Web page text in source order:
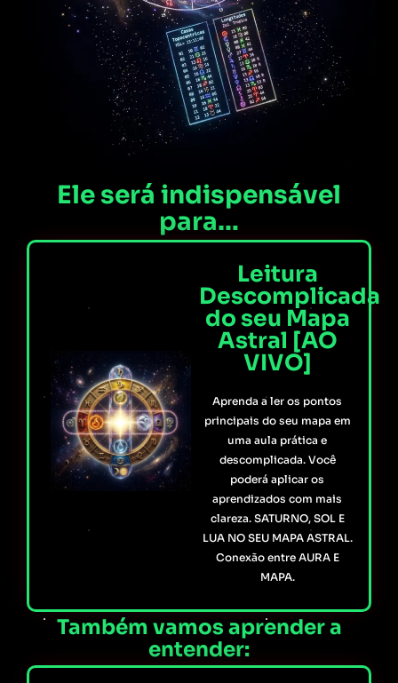
Ele será indispensável
para…
Leitura
Descomplicada
do seu Mapa
Astral [AO
VIVO]
Aprenda a ler os pontos
principais do seu mapa em
uma aula prática e
descomplicada. Você
poderá aplicar os
aprendizados com mais
clareza. SATURNO, SOL E
LUA NO SEU MAPA ASTRAL.
Conexão entre AURA E
MAPA.
Também vamos aprender a
entender: